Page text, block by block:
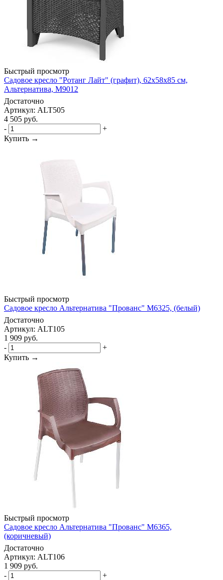
Быстрый просмотр
Садовое кресло "Ротанг Лайт" (графит), 62х58х85 см,
Альтернатива, М9012
Достаточно
Артикул: ALT505
4 505 руб.
-
+
Купить →
Быстрый просмотр
Садовое кресло Альтернатива "Прованс" М6325, (белый)
Достаточно
Артикул: ALT105
1 909 руб.
-
+
Купить →
Быстрый просмотр
Садовое кресло Альтернатива "Прованс" М6365,
(коричневый)
Достаточно
Артикул: ALT106
1 909 руб.
-
+